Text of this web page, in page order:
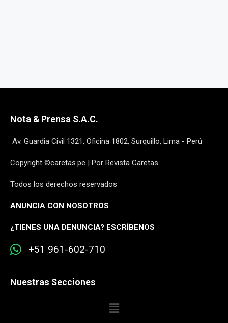
Nota & Prensa S.A.C.
Av. Guardia Civil 1321, Oficina 1802, Surquillo, Lima - Perú
Copyright ©caretas.pe | Por Revista Caretas
Todos los derechos reservados
ANUNCIA CON NOSOTROS
¿TIENES UNA DENUNCIA? ESCRÍBENOS
+51 961-602-710
Nuestras Secciones